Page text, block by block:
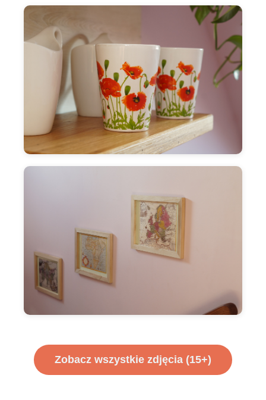
Zobacz wszystkie zdjęcia (15+)